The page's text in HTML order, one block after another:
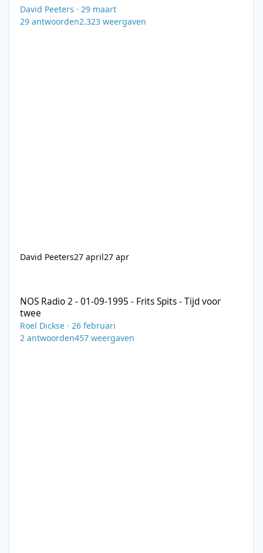
David Peeters ·29 maart
29 antwoorden2.323 weergaven
David Peeters27 april27 apr
NOS Radio 2 - 01-09-1995 - Frits Spits - Tijd voor
twee
Roel Dickse ·26 februari
2 antwoorden457 weergaven